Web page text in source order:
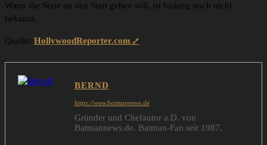
Wann die Serie an den Start gehen soll, ist bislang noch nicht
bekannt.
Quelle: HollywoodReporter.com
BERND
https://www.batmannews.de
Gründer und Chefautor a.D. von
Batmannews.de. Batman-Fan seit 1987.